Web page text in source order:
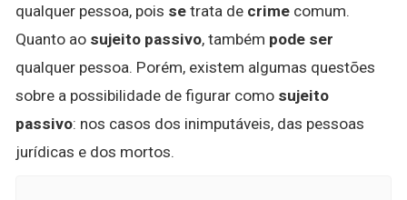
qualquer pessoa, pois se trata de crime comum.
Quanto ao sujeito passivo, também pode ser
qualquer pessoa. Porém, existem algumas questões
sobre a possibilidade de figurar como sujeito
passivo: nos casos dos inimputáveis, das pessoas
jurídicas e dos mortos.